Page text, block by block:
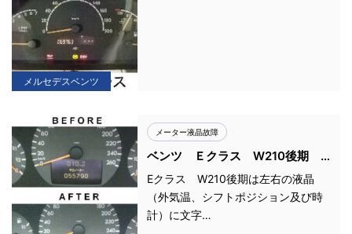
メルセデスベンツ
メーター液晶故障
ベンツ Ｅクラス W210後期
外気温 時計 液晶表示不良
Eクラス W210後期は左右の液晶
（外気温、シフトポジション及び時
計）に文字…